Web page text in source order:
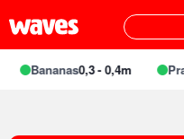
Bananas0,3 - 0,4m